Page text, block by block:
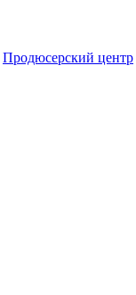
Продюсерский центр